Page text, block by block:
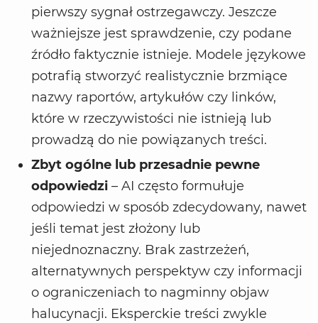
pierwszy sygnał ostrzegawczy. Jeszcze
ważniejsze jest sprawdzenie, czy podane
źródło faktycznie istnieje. Modele językowe
potrafią stworzyć realistycznie brzmiące
nazwy raportów, artykułów czy linków,
które w rzeczywistości nie istnieją lub
prowadzą do nie powiązanych treści.
Zbyt ogólne lub przesadnie pewne
odpowiedzi – AI często formułuje
odpowiedzi w sposób zdecydowany, nawet
jeśli temat jest złożony lub
niejednoznaczny. Brak zastrzeżeń,
alternatywnych perspektyw czy informacji
o ograniczeniach to nagminny objaw
halucynacji. Eksperckie treści zwykle